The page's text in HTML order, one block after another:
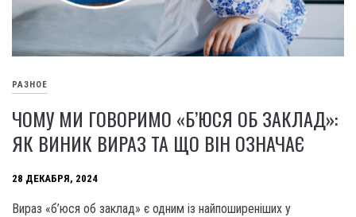
РАЗНОЕ
ЧОМУ МИ ГОВОРИМО «Б’ЮСЯ ОБ ЗАКЛАД»:
ЯК ВИНИК ВИРАЗ ТА ЩО ВІН ОЗНАЧАЄ
28 ДЕКАБРЯ, 2024
Вираз «б’юся об заклад» є одним із найпоширеніших у